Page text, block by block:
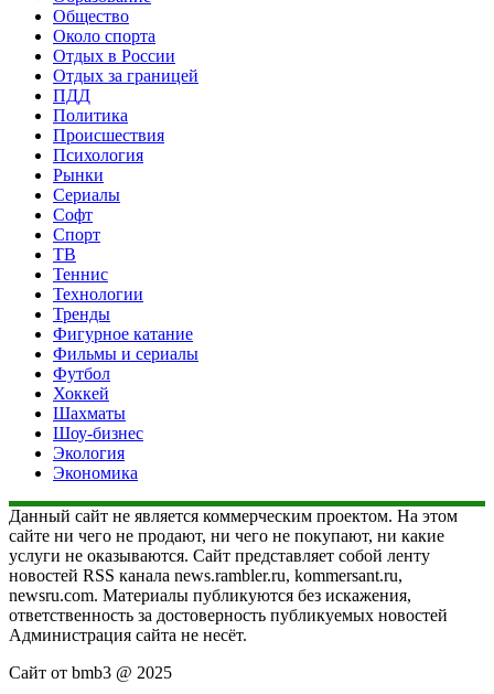
Общество
Около спорта
Отдых в России
Отдых за границей
ПДД
Политика
Происшествия
Психология
Рынки
Сериалы
Софт
Спорт
ТВ
Теннис
Технологии
Тренды
Фигурное катание
Фильмы и сериалы
Футбол
Хоккей
Шахматы
Шоу-бизнес
Экология
Экономика
Данный сайт не является коммерческим проектом. На этом
сайте ни чего не продают, ни чего не покупают, ни какие
услуги не оказываются. Сайт представляет собой ленту
новостей RSS канала news.rambler.ru, kommersant.ru,
newsru.com. Материалы публикуются без искажения,
ответственность за достоверность публикуемых новостей
Администрация сайта не несёт.
Сайт от bmb3 @ 2025